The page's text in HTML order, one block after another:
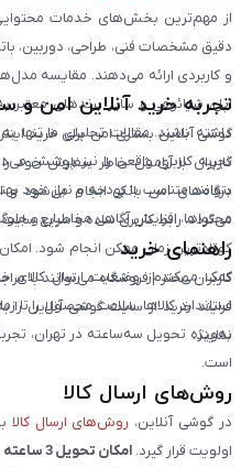
از مهم‌ترین بخش‌های خدمات
دقیق مشخصات فنی، طراحی، دوربین،
و کاربردی ارائه می‌دهند. مقایسه
اپل، شیائومی و سایر برندهای معتبر
داشته باشند. مقالات تحلیلی ما
تجربه کاربری واقعی را نیز پوشش
بتوانند متناسب با بودجه و نیاز خود
محتواها، افزایش آگاهی مخاطبان و
تجربه خرید آنلاین امن و
گوشی آنلاین بستری امن برای خرید
کاربران با آرامش خاطر سفارش خود
درگاه‌های امن بانکی انجام می‌شود و
می‌گردد. رابط کاربری ساده و سریع
کوتاه‌ترین زمان ممکن انجام شود.
کمک می‌کند از وضعیت ارسال کالای
استاندارد کالاها، سلامت محصول را
به‌ویژه تحویل سه‌ساعته در تهران،
است.
راهنمای خرید
کاربران محترم فروشگاه می‌توانند با
فرایند خرید از سایت گوشی آنلاین
نمایند.
روش‌های ارسال کالا
در گوشی آنلاین، روش‌های ارسال کالا
اولویت قرار گیرد. امکان تحویل 3 ساعته